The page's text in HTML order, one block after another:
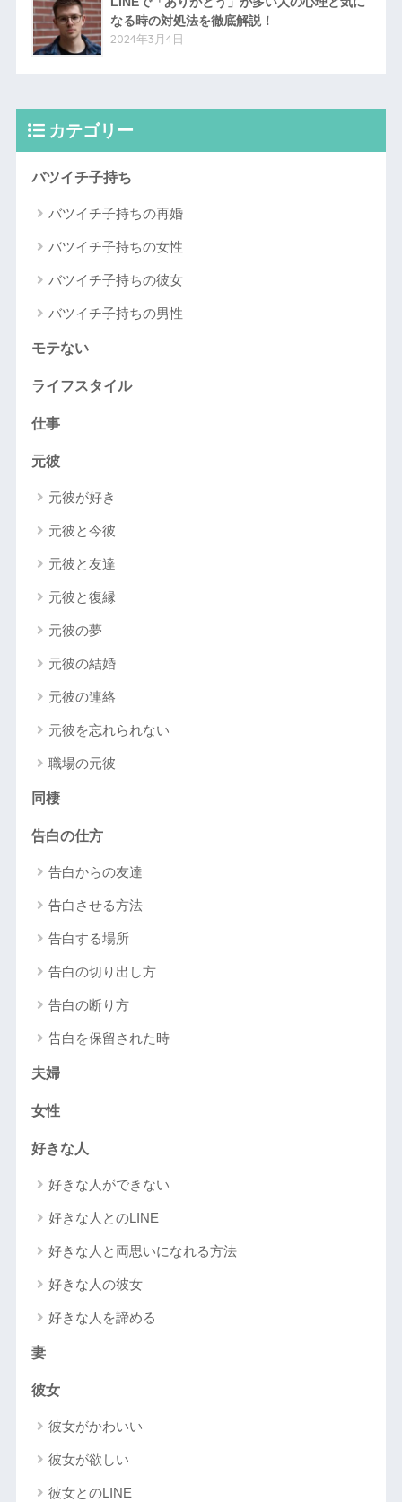
なる時の対処法を徹底解説！
2024年3月4日
カテゴリー
バツイチ子持ち
バツイチ子持ちの再婚
バツイチ子持ちの女性
バツイチ子持ちの彼女
バツイチ子持ちの男性
モテない
ライフスタイル
仕事
元彼
元彼が好き
元彼と今彼
元彼と友達
元彼と復縁
元彼の夢
元彼の結婚
元彼の連絡
元彼を忘れられない
職場の元彼
同棲
告白の仕方
告白からの友達
告白させる方法
告白する場所
告白の切り出し方
告白の断り方
告白を保留された時
夫婦
女性
好きな人
好きな人ができない
好きな人とのLINE
好きな人と両思いになれる方法
好きな人の彼女
好きな人を諦める
妻
彼女
彼女がかわいい
彼女が欲しい
彼女とのLINE